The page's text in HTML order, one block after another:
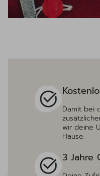
Damit bei
wir deine
Hause.
3 Jahre